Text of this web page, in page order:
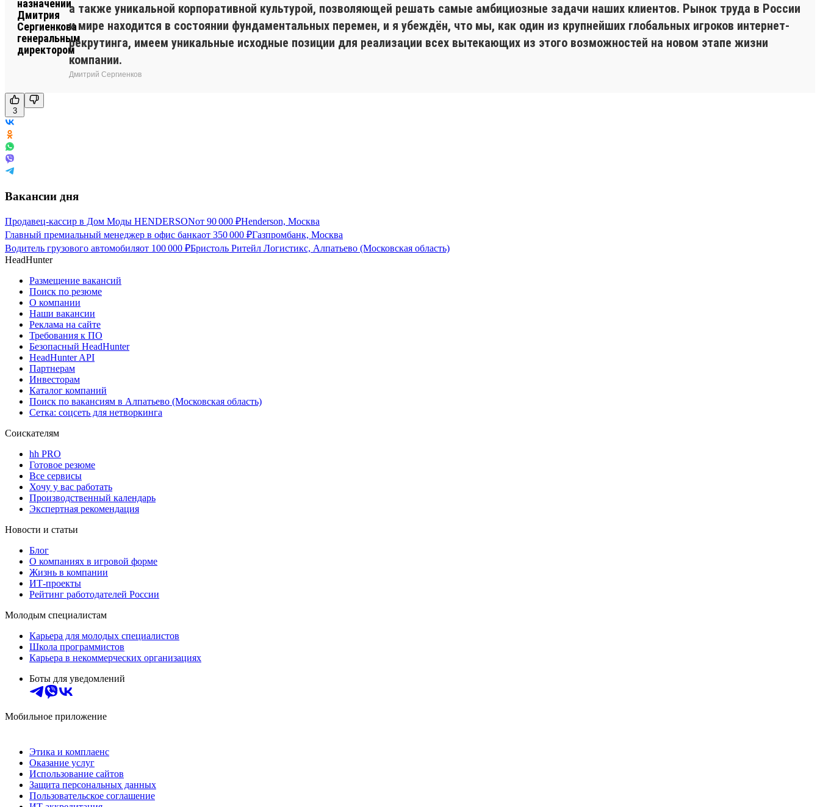
а также уникальной корпоративной культурой, позволяющей решать самые амбициозные задачи наших клиентов. Рынок труда в России
и мире находится в состоянии фундаментальных перемен, и я убеждён, что мы, как один из крупнейших глобальных игроков интернет-
рекрутинга, имеем уникальные исходные позиции для реализации всех вытекающих из этого возможностей на новом этапе жизни
компании.
Дмитрий Сергиенков
3
Вакансии дня
Продавец-кассир в Дом Моды HENDERSONот 90 000 ₽Henderson, Москва
Главный премиальный менеджер в офис банкаот 350 000 ₽Газпромбанк, Москва
Водитель грузового автомобиляот 100 000 ₽Бристоль Ритейл Логистикс, Алпатьево (Московская область)
HeadHunter
Размещение вакансий
Поиск по резюме
О компании
Наши вакансии
Реклама на сайте
Требования к ПО
Безопасный HeadHunter
HeadHunter API
Партнерам
Инвесторам
Каталог компаний
Поиск по вакансиям в Алпатьево (Московская область)
Сетка: соцсеть для нетворкинга
Соискателям
hh PRO
Готовое резюме
Все сервисы
Хочу у вас работать
Производственный календарь
Экспертная рекомендация
Новости и статьи
Блог
О компаниях в игровой форме
Жизнь в компании
ИТ-проекты
Рейтинг работодателей России
Молодым специалистам
Карьера для молодых специалистов
Школа программистов
Карьера в некоммерческих организациях
Боты для уведомлений
Мобильное приложение
Этика и комплаенс
Оказание услуг
Использование сайтов
Защита персональных данных
Пользовательское соглашение